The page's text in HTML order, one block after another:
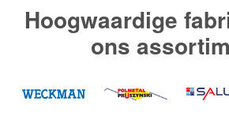
Hoogwaardige
ons